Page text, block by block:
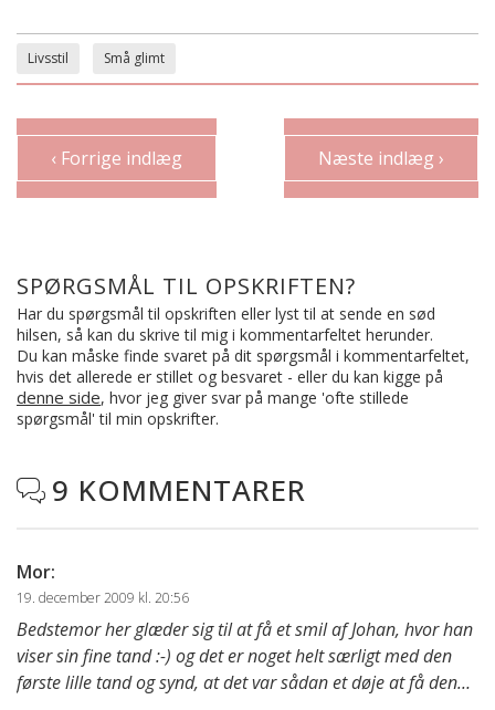
Livsstil Små glimt
‹ Forrige indlæg Næste indlæg ›
SPØRGSMÅL TIL OPSKRIFTEN?
Har du spørgsmål til opskriften eller lyst til at sende en sød
hilsen, så kan du skrive til mig i kommentarfeltet herunder.
Du kan måske finde svaret på dit spørgsmål i kommentarfeltet,
hvis det allerede er stillet og besvaret - eller du kan kigge på
denne side, hvor jeg giver svar på mange 'ofte stillede
spørgsmål' til min opskrifter.
 9 KOMMENTARER
Mor:
19. december 2009 kl. 20:56
Bedstemor her glæder sig til at få et smil af Johan, hvor han
viser sin fine tand :-) og det er noget helt særligt med den
første lille tand og synd, at det var sådan et døje at få den…